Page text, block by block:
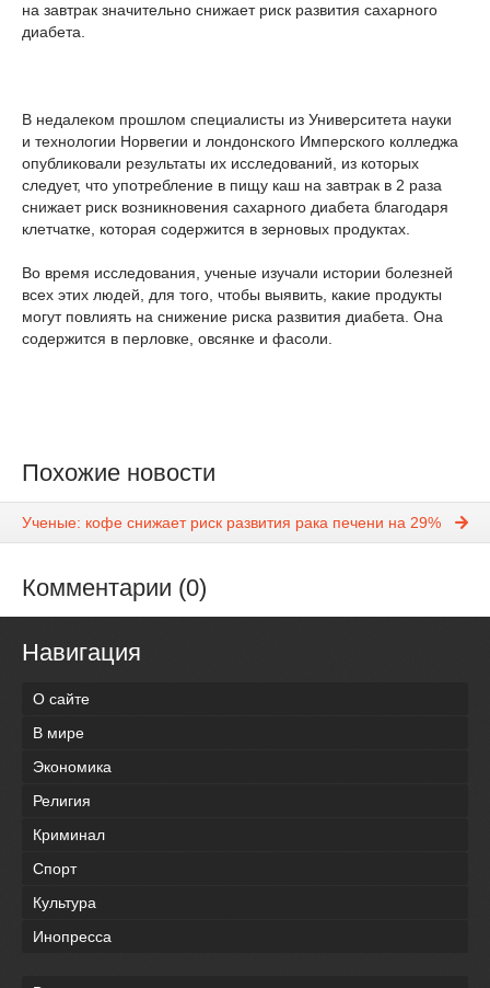
на завтрак значительно снижает риск развития сахарного
диабета.
В недалеком прошлом специалисты из Университета науки
и технологии Норвегии и лондонского Имперского колледжа
опубликовали результаты их исследований, из которых
следует, что употребление в пищу каш на завтрак в 2 раза
снижает риск возникновения сахарного диабета благодаря
клетчатке, которая содержится в зерновых продуктах.
Во время исследования, ученые изучали истории болезней
всех этих людей, для того, чтобы выявить, какие продукты
могут повлиять на снижение риска развития диабета. Она
содержится в перловке, овсянке и фасоли.
Похожие новости
Ученые: кофе снижает риск развития рака печени на 29%
Комментарии (0)
Навигация
О сайте
В мире
Экономика
Религия
Криминал
Спорт
Культура
Инопресса